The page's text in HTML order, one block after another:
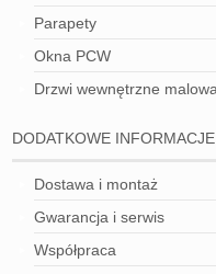
Parapety
Okna PCW
Drzwi wewnętrzne
DODATKOWE INFORMACJE
Dostawa i montaż
Gwarancja i serwis
Współpraca